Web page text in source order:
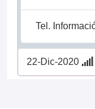
Tel.
22-Dic-2020